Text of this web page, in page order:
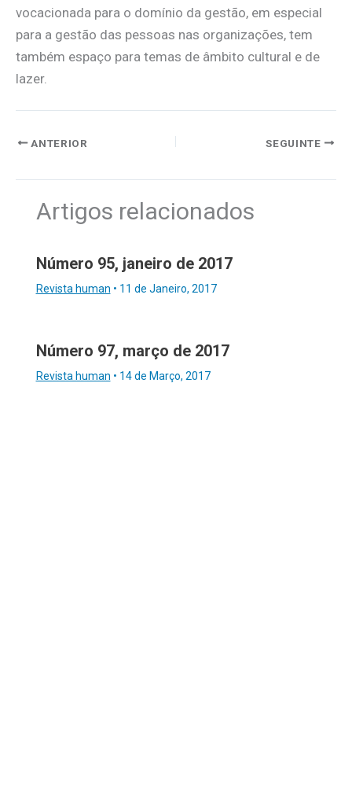
vocacionada para o domínio da gestão, em especial
para a gestão das pessoas nas organizações, tem
também espaço para temas de âmbito cultural e de
lazer.
ANTERIOR SEGUINTE
Artigos relacionados
Número 95, janeiro de 2017
Revista human • 11 de Janeiro, 2017
Número 97, março de 2017
Revista human • 14 de Março, 2017